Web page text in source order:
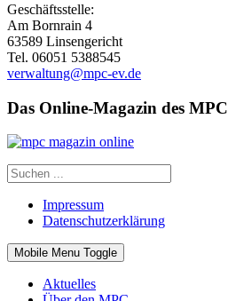
Geschäftsstelle:
Am Bornrain 4
63589 Linsengericht
Tel. 06051 5388545
verwaltung@mpc-ev.de
Das Online-Magazin des MPC
Impressum
Datenschutzerklärung
Mobile Menu Toggle
Aktuelles